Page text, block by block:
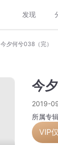
发现
今夕何兮038（完）
今
2019-
所属专
VIP仅